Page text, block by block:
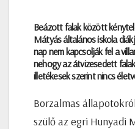
Beázott falak között
Mátyás általános iskola
nap nem kapcsolják fel a
nehogy az átvizesedett
illetékesek szerint nincs
Borzalmas
szülő az egri Hunyadi